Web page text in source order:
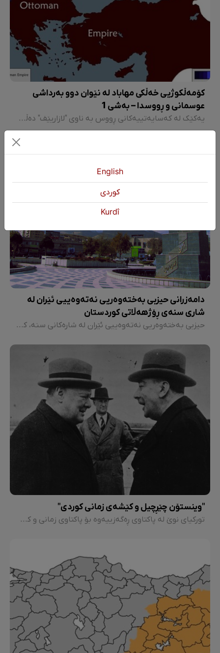
کۆمەڵکوژیی خەڵکی مهاباد لە نێوان دوو بەرداشی
عوسمانی و ڕووسدا – بەشی 1
یەکێک لە کەسایەتییەکانی ڕووس بە ناوی "لازاریێف" دەڵێ: گوللـەی یەکەمی شەڕی جیهانی و هەڵایسانی ئاوری ئەو شەڕە، لە مهاباد و لە شەڕی نێوان ڕووس و عوسمانی لە شاری مهابادەوە دەست پێ کرا. هەڵمەتی عوسمانی بۆ سەر مهاباد چەند حەفتەیەک پێش شەڕی فەرمیی یەکەمی جیهانی بوو.
دامەزرانی حیزبی بەختەوەریی نەتەوەییی ئێران لە
شاری سنەی ڕۆژهەڵاتی کوردستان
حیزبی بەختەوەریی نەتەوەییی ئێران لە شارەکانی سنە، کامێران، قوروە، دێولان، کرماشان، ڕوانسەر، جوانڕۆ، پاوە و نەوسوو چالاکییان دەکرد و نووسینگەی ناوەندیی حیزب لە شاری سنە بوو. بە وتەی سکرتێری دواتری حیزب واتە "غوڵامعەلی مەلەکی" حیزبی بەختەوەریی نەتەوەیی 36000 ئەندامی هەبووە.
"وینستۆن چێڕچیل و کێشەی زمانی کوردی"
تورکیای نوێ لە پاکتاوی ڕەگەزییەوە بۆ پاکتاوی زمانی و کەلتووری - بەشی 2
English
كوردی
Kurdî